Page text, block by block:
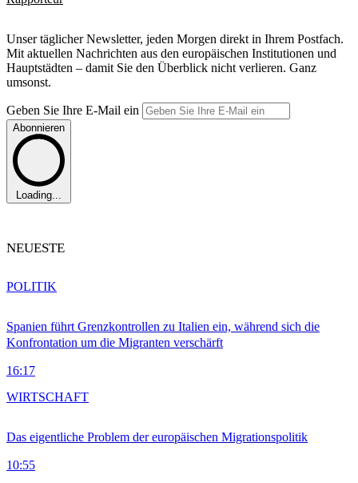
Unser täglicher Newsletter, jeden Morgen direkt in Ihrem Postfach.
Mit aktuellen Nachrichten aus den europäischen Institutionen und
Hauptstädten – damit Sie den Überblick nicht verlieren. Ganz
umsonst.
Geben Sie Ihre E-Mail ein
Abonnieren
Loading...
NEUESTE
Spanien führt Grenzkontrollen zu Italien ein, während sich die
Konfrontation um die Migranten verschärft
16:17
POLITIK
Das eigentliche Problem der europäischen Migrationspolitik
10:55
WIRTSCHAFT